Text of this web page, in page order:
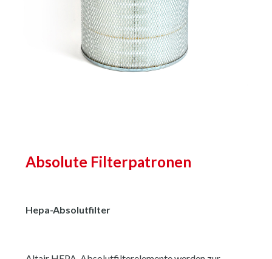
Absolute Filterpatronen
Hepa-Absolutfilter